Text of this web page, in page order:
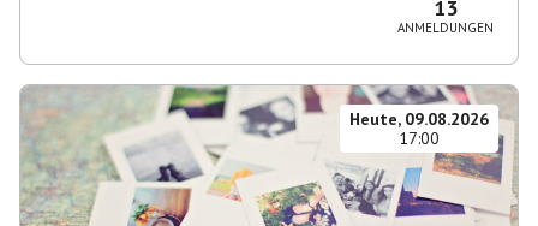
13
ANMELDUNGEN
Heute, 09.08.2026
17:00